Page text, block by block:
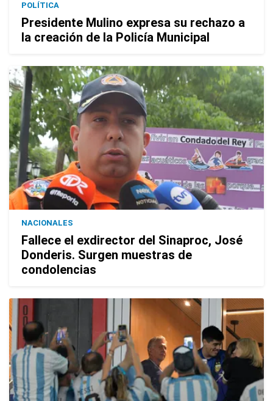
POLÍTICA
Presidente Mulino expresa su rechazo a
la creación de la Policía Municipal
NACIONALES
Fallece el exdirector del Sinaproc, José
Donderis. Surgen muestras de
condolencias